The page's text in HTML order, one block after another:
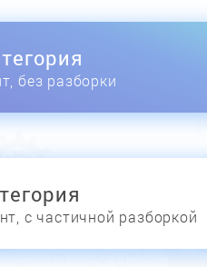
без разборки
с частичной разборкой